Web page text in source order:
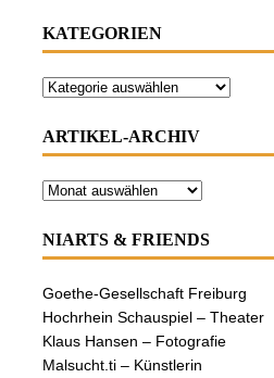
KATEGORIEN
ARTIKEL-ARCHIV
NIARTS & FRIENDS
Goethe-Gesellschaft Freiburg
Hochrhein Schauspiel – Theater
Klaus Hansen – Fotografie
Malsucht.ti – Künstlerin